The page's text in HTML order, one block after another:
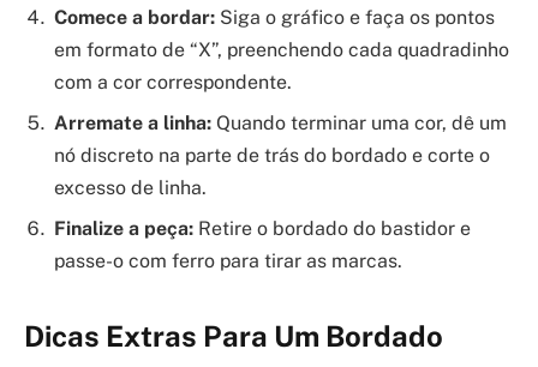
Comece a bordar: Siga o gráfico e faça os pontos
em formato de “X”, preenchendo cada quadradinho
com a cor correspondente.
Arremate a linha: Quando terminar uma cor, dê um
nó discreto na parte de trás do bordado e corte o
excesso de linha.
Finalize a peça: Retire o bordado do bastidor e
passe-o com ferro para tirar as marcas.
Dicas Extras Para Um Bordado